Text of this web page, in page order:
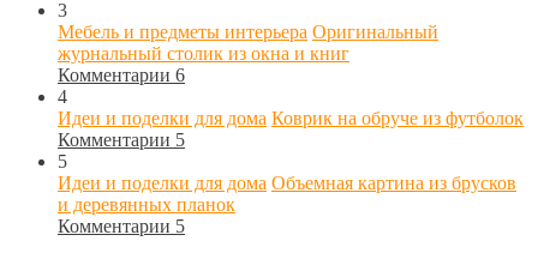
3
Мебель и предметы интерьера Оригинальный
журнальный столик из окна и книг
Комментарии 6
4
Идеи и поделки для дома Коврик на обруче из футболок
Комментарии 5
5
Идеи и поделки для дома Объемная картина из брусков
и деревянных планок
Комментарии 5